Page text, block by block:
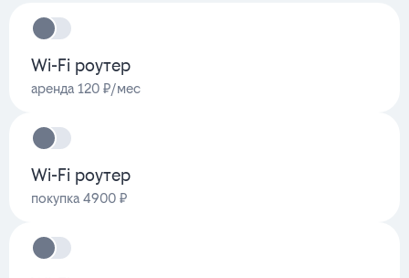
Wi-Fi роутер
аренда 120 ₽/мес
Wi-Fi роутер
покупка 4900 ₽